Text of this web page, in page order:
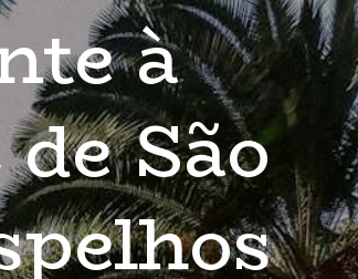
à
São